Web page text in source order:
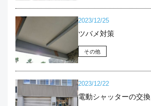
2023/12/25
ツバメ対策
その他
2023/12/22
電動シャッターの交換